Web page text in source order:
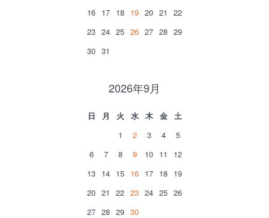
16 17 18 19 20 21
22
23 24 25 26 27 28 29
30 31
2026年9月
日 月 火 水 木 金
土
1
2 3 4
5
6
7 8 9 10 11
12
13 14 15 16 17 18 19
20 21 22 23 24 25 26
27 28 29 30